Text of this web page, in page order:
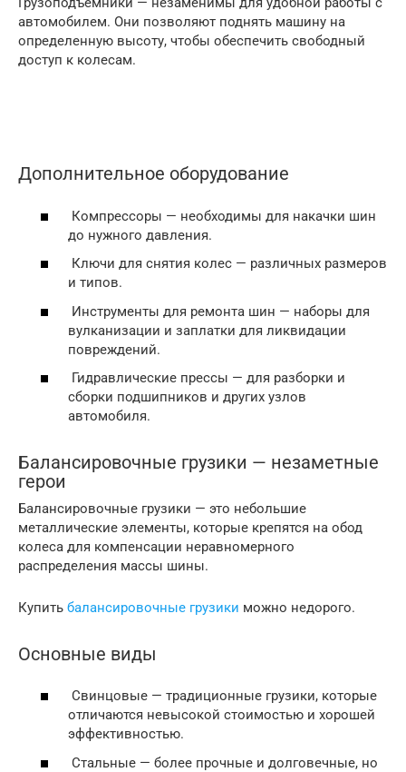
автомобилем. Они позволяют поднять машину на
определенную высоту, чтобы обеспечить свободный
доступ к колесам.
Дополнительное оборудование
Компрессоры — необходимы для накачки шин
до нужного давления.
Ключи для снятия колес — различных размеров
и типов.
Инструменты для ремонта шин — наборы для
вулканизации и заплатки для ликвидации
повреждений.
Гидравлические прессы — для разборки и
сборки подшипников и других узлов
автомобиля.
Балансировочные грузики — незаметные
герои
Балансировочные грузики — это небольшие
металлические элементы, которые крепятся на обод
колеса для компенсации неравномерного
распределения массы шины.
Купить балансировочные грузики можно недорого.
Основные виды
Свинцовые — традиционные грузики, которые
отличаются невысокой стоимостью и хорошей
эффективностью.
Стальные — более прочные и долговечные, но